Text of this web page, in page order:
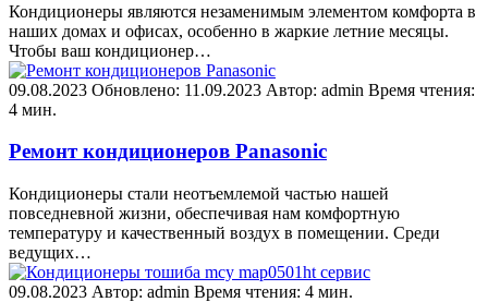
Кондиционеры являются незаменимым элементом комфорта в
наших домах и офисах, особенно в жаркие летние месяцы.
Чтобы ваш кондиционер…
09.08.2023 Обновлено: 11.09.2023 Автор: admin Время чтения:
4 мин.
Ремонт кондиционеров Panasonic
Кондиционеры стали неотъемлемой частью нашей
повседневной жизни, обеспечивая нам комфортную
температуру и качественный воздух в помещении. Среди
ведущих…
09.08.2023 Автор: admin Время чтения: 4 мин.